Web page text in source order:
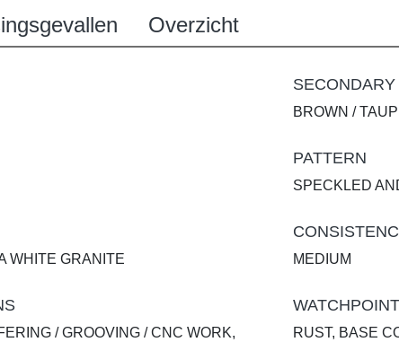
Overzicht
BROWN /
PATTERN
SPECKLED
WHITE GRANITE MEDIUM
/ GROOVING / CNC WORK,
RUST, BASE